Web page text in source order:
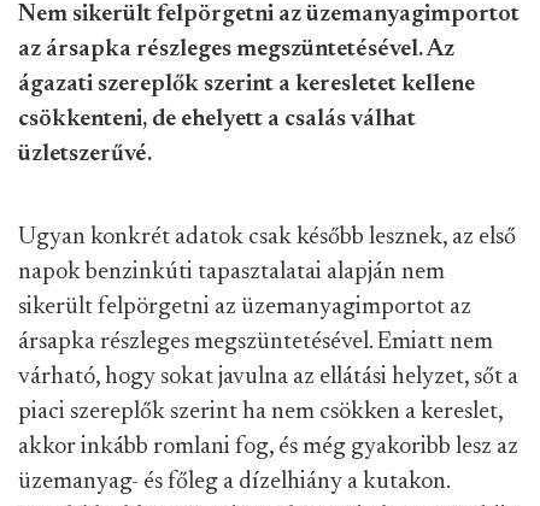
Nem sikerült felpörgetni az üzemanyagimportot
az ársapka részleges megszüntetésével. Az
ágazati szereplők szerint a keresletet kellene
csökkenteni, de ehelyett a csalás válhat
üzletszerűvé.
Ugyan konkrét adatok csak később lesznek, az első
napok benzinkúti tapasztalatai alapján nem
sikerült felpörgetni az üzemanyagimportot az
ársapka részleges megszüntetésével. Emiatt nem
várható, hogy sokat javulna az ellátási helyzet, sőt a
piaci szereplők szerint ha nem csökken a kereslet,
akkor inkább romlani fog, és még gyakoribb lesz az
üzemanyag- és főleg a dízelhiány a kutakon.